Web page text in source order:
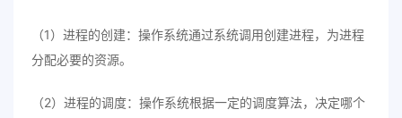
（1）进程的创建：操作系统通过系统调用创建进程，为进程
分配必要的资源。
（2）进程的调度：操作系统根据一定的调度算法，决定哪个